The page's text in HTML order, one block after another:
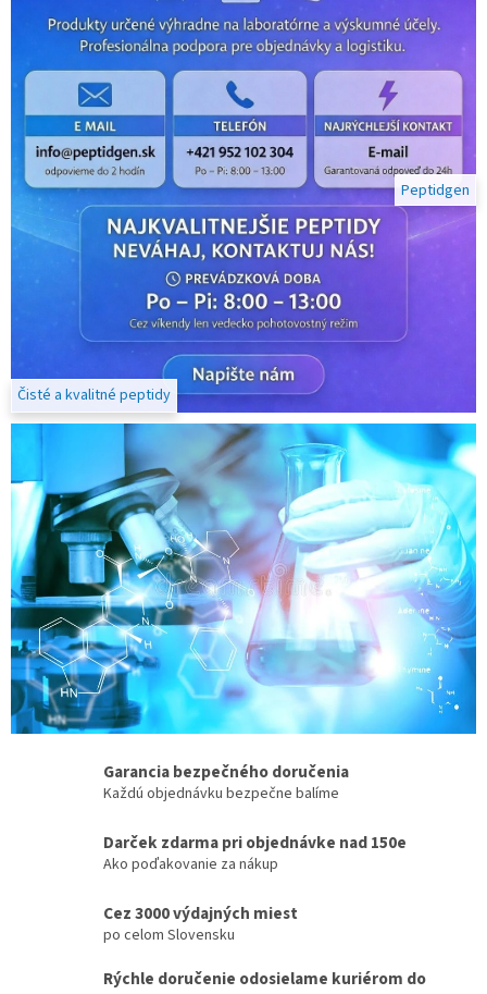
p
d
y
n
k
u
?
V
y
b
e
r
t
e
s
Čisté a kvalitné peptidy
Peptidgen
Garancia bezpečného doručenia
Každú objednávku bezpečne balíme
Darček zdarma pri objednávke nad 150e
Ako poďakovanie za nákup
Cez 3000 výdajných miest
po celom Slovensku
Rýchle doručenie odosielame kuriérom do